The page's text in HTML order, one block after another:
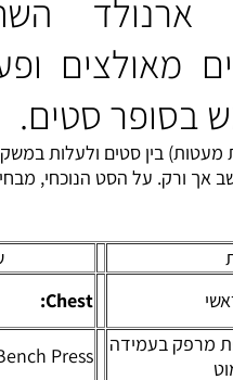
מסט
שום
וחזרות
:חזה
5 X 6-
לחיצת
חזה